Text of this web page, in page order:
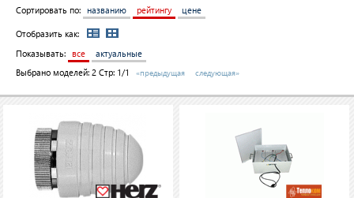
Сортировать по: названию рейтингу цене
Отобразить как:
Показывать:
все
актуальные
Выбрано моделей: 2 Стр: 1/1 «предыдущая следующая»